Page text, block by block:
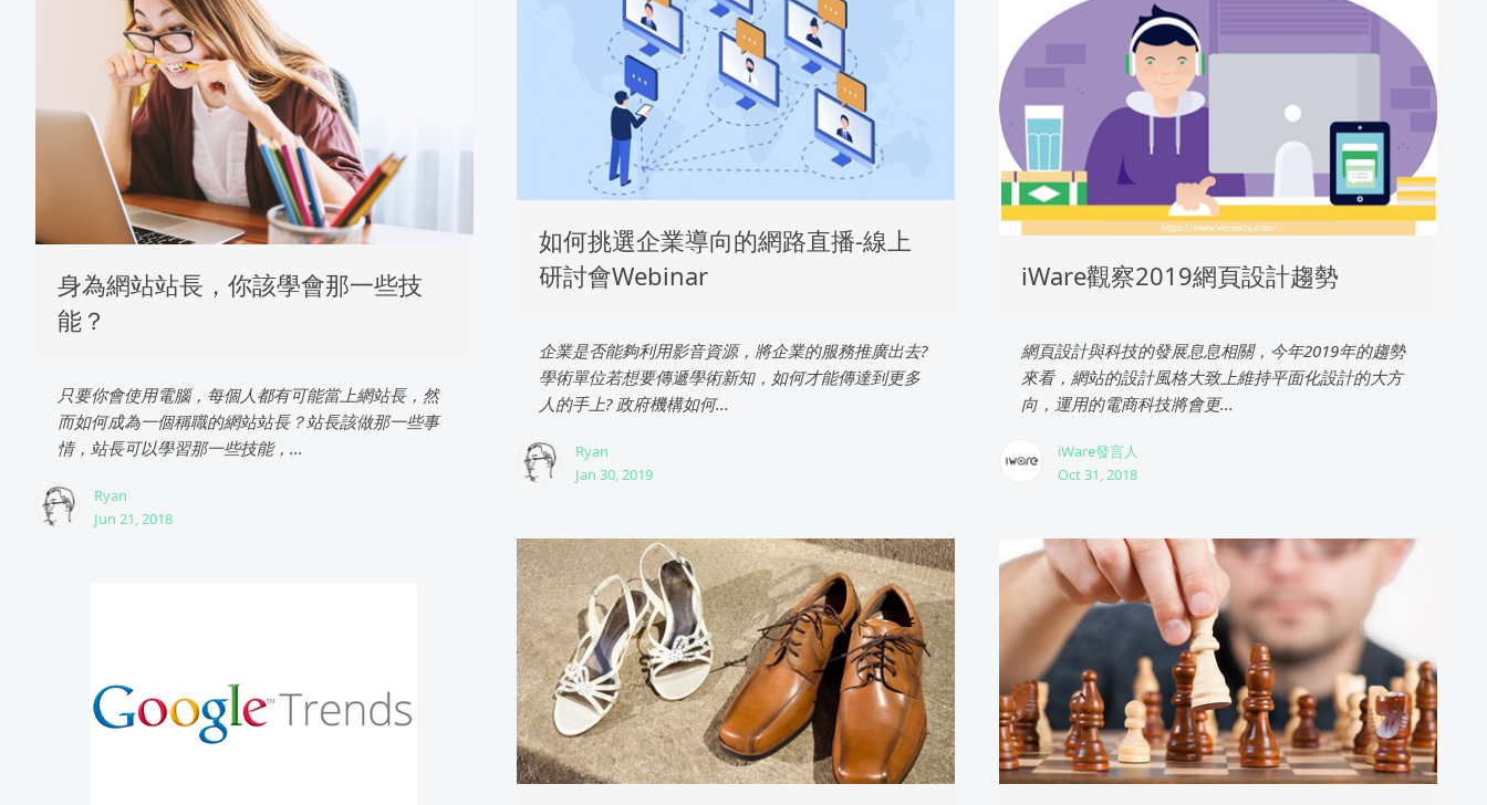
如何挑選企業導向的網路直播-線上
研討會Webinar
企業是否能夠利用影音資源，將企業的服務推廣出去?
學術單位若想要傳遞學術新知，如何才能傳達到更多
人的手上? 政府機構如何...
Ryan
Jan 30, 2019
iWare觀察2019網頁設計趨勢
網頁設計與科技的發展息息相關，今年2019年的趨勢
來看，網站的設計風格大致上維持平面化設計的大方
向，運用的電商科技將會更...
iWare發言人
Oct 31, 2018
身為網站站長，你該學會那一些技
能？
只要你會使用電腦，每個人都有可能當上網站長，然
而如何成為一個稱職的網站站長？站長該做那一些事
情，站長可以學習那一些技能，...
Ryan
Jun 21, 2018